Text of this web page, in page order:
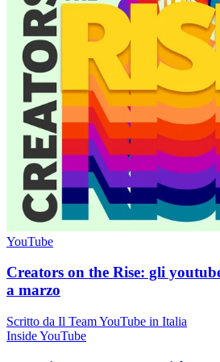
YouTube
Creators on the Rise: gli
a marzo
Scritto da Il Team YouTube in Italia
Inside YouTube